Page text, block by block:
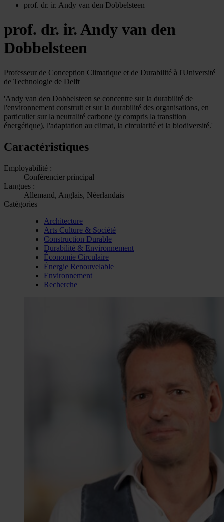
prof. dr. ir. Andy van den Dobbelsteen
prof. dr. ir. Andy van den
Dobbelsteen
Professeur de Conception Climatique et de Durabilité à l'Université
de Technologie de Delft
'Andy van den Dobbelsteen se concentre sur la durabilité de
l'environnement construit et sur la durabilité des organisations, en
particulier sur la neutralité carbone (y compris la transition
énergétique), l'adaptation au climat, la circularité et la biodiversité.'
Caractéristiques
Employabilité :
Conférencier principal
Langues :
Allemand, Anglais, Néerlandais
Catégories
Architecture
Arts Culture & Société
Construction Durable
Durabilité & Environnement
Économie Circulaire
Énergie Renouvelable
Environnement
Recherche